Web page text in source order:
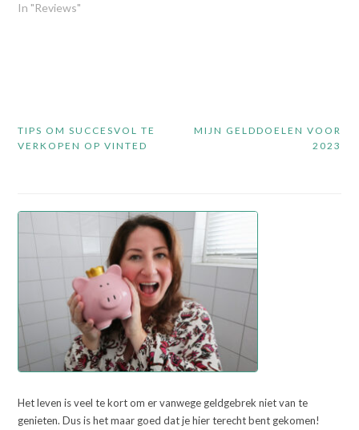
In "Reviews"
navigatie
MIJN GELDDOELEN VOOR
2023
TIPS OM SUCCESVOL TE
VERKOPEN OP VINTED
Het leven is veel te kort om er vanwege geldgebrek niet van te
genieten. Dus is het maar goed dat je hier terecht bent gekomen!